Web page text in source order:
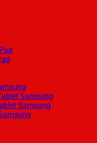
Samsung
Samsung